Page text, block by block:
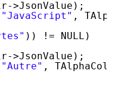
>JsonValue);
"JavaScript" ,
)) != NULL)
>JsonValue);
"Autre" ,